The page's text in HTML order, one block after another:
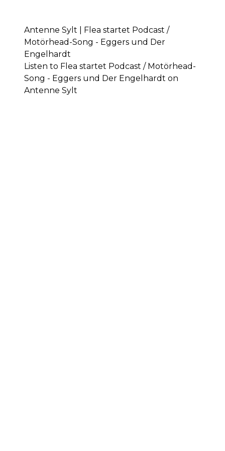
Antenne Sylt | Flea startet Podcast /
Motörhead-Song - Eggers und Der
Engelhardt
Listen to Flea startet Podcast / Motörhead-
Song - Eggers und Der Engelhardt on
Antenne Sylt